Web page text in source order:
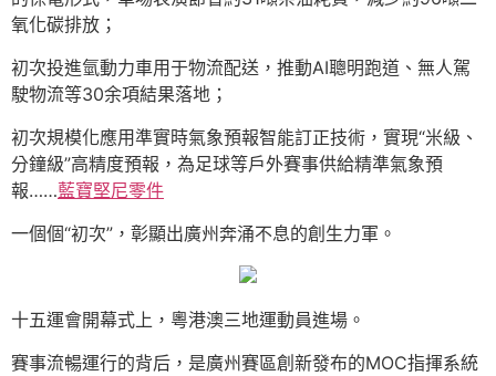
氧化碳排放；
初次投進氫動力車用于物流配送，推動AI聰明跑道、無人駕
駛物流等30余項結果落地；
初次規模化應用準實時氣象預報智能訂正技術，實現“米級、
分鐘級”高精度預報，為足球等戶外賽事供給精準氣象預
報……藍寶堅尼零件
一個個“初次”，彰顯出廣州奔涌不息的創生力軍。
十五運會開幕式上，粵港澳三地運動員進場。
賽事流暢運行的背后，是廣州賽區創新發布的MOC指揮系統